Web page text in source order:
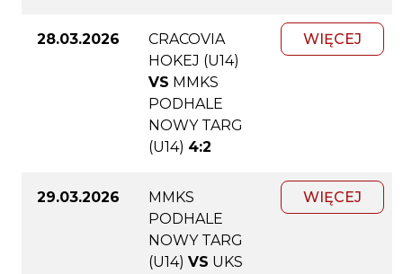
28.03.2026
CRACOVIA
HOKEJ (U14)
VS MMKS
PODHALE
NOWY TARG
(U14) 4:2
WIĘCEJ
29.03.2026
MMKS
PODHALE
NOWY TARG
(U14) VS UKS
WIĘCEJ